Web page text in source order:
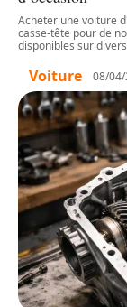
Acheter une voiture
casse-tête pour de
disponibles sur
Voiture 08/